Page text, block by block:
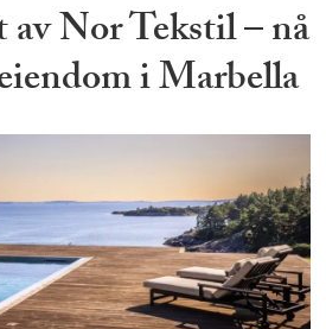
av Nor Tekstil – nå
i Marbella